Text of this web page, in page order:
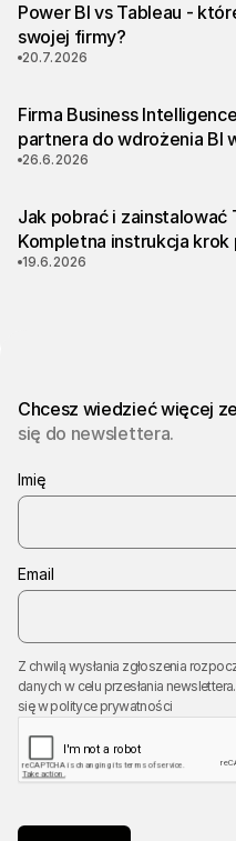
Power BI vs Tableau -
swojej firmy?
20.7.2026
Firma Business
partnera do wdrożenia BI
26.6.2026
Jak pobrać i zainstalować
Kompletna instrukcja krok
19.6.2026
Chcesz wiedzieć więcej
się do newslettera.
Imię
Email
Z chwilą wysłania zgłoszenia
danych w celu przesłania
się wpolityce prywatności